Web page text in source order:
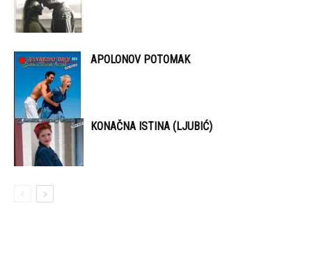
APOLONOV POTOMAK
KONAČNA ISTINA (LJUBIĆ)